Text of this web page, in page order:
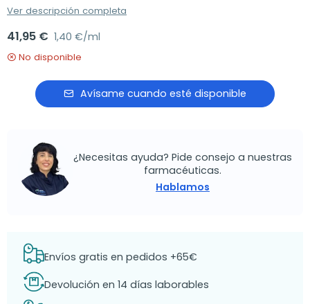
Ver descripción completa
41,95 € 1,40 €/ml
No disponible
Avísame cuando esté disponible
¿Necesitas ayuda? Pide consejo a nuestras
farmacéuticas.
Hablamos
Envíos gratis en pedidos +65€
Devolución en 14 días laborables